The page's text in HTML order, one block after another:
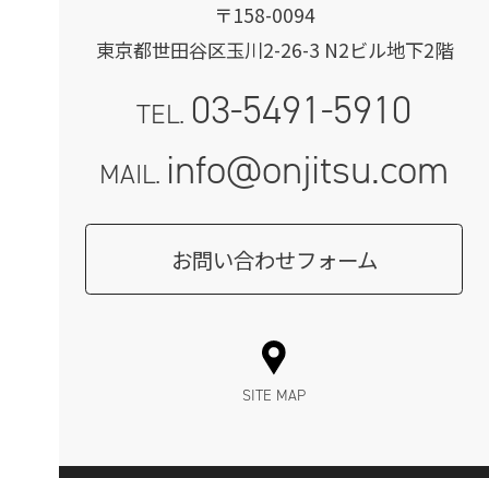
〒158-0094
東京都世田谷区玉川2-26-3 N2ビル地下2階
TEL. 03-5491-5910
MAIL. info@onjitsu.com
お問い合わせフォーム
SITE MAP